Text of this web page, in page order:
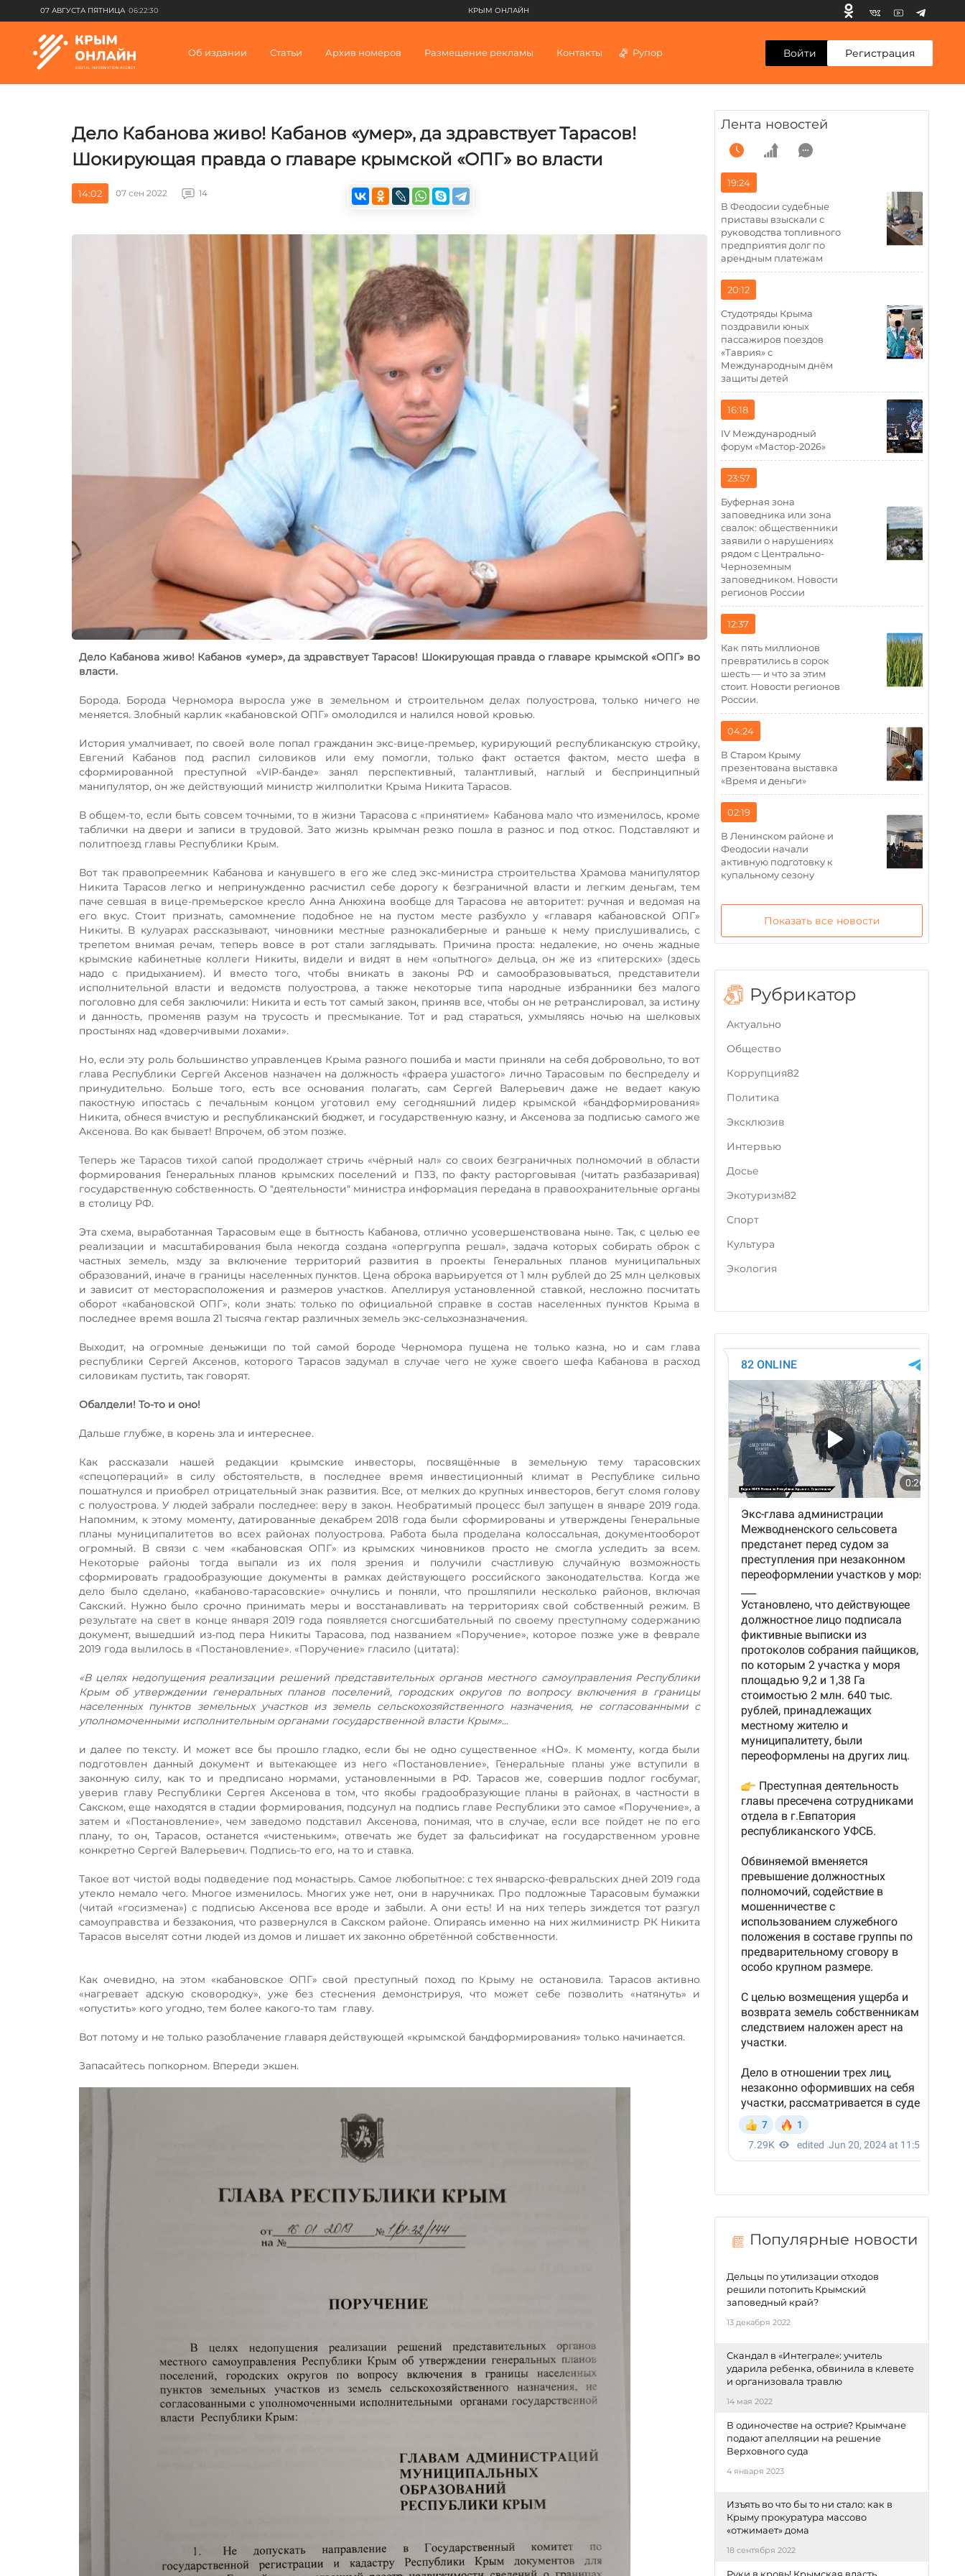
07 АВГУСТА ПЯТНИЦА 06:22:30 КРЫМ ОНЛАЙН
Об издании Статьи Архив номеров Размещение рекламы Контакты Рупор Войти Регистрация
Дело Кабанова живо! Кабанов «умер», да здравствует Тарасов!
Шокирующая правда о главаре крымской «ОПГ» во власти
14:02 07 сен 2022 14
Дело Кабанова живо! Кабанов «умер», да здравствует Тарасов! Шокирующая правда о главаре крымской «ОПГ» во
власти.
Борода. Борода Черномора выросла уже в земельном и строительном делах полуострова, только ничего не
меняется. Злобный карлик «кабановской ОПГ» омолодился и налился новой кровью.
История умалчивает, по своей воле попал гражданин экс-вице-премьер, курирующий республиканскую стройку,
Евгений Кабанов под распил силовиков или ему помогли, только факт остается фактом, место шефа в
сформированной преступной «VIP-банде» занял перспективный, талантливый, наглый и беспринципный
манипулятор, он же действующий министр жилполитки Крыма Никита Тарасов.
В общем-то, если быть совсем точными, то в жизни Тарасова с «принятием» Кабанова мало что изменилось, кроме
таблички на двери и записи в трудовой. Зато жизнь крымчан резко пошла в разнос и под откос. Подставляют и
политпоезд главы Республики Крым.
Вот так правопреемник Кабанова и канувшего в его же след экс-министра строительства Храмова манипулятор
Никита Тарасов легко и непринужденно расчистил себе дорогу к безграничной власти и легким деньгам, тем
паче севшая в вице-премьерское кресло Анна Анюхина вообще для Тарасова не авторитет: ручная и ведомая на
его вкус. Стоит признать, самомнение подобное не на пустом месте разбухло у «главаря кабановской ОПГ»
Никиты. В кулуарах рассказывают, чиновники местные разнокалиберные и раньше к нему прислушивались, с
трепетом внимая речам, теперь вовсе в рот стали заглядывать. Причина проста: недалекие, но очень жадные
крымские кабинетные коллеги Никиты, видели и видят в нем «опытного» дельца, он же из «питерских» (здесь
надо с придыханием). И вместо того, чтобы вникать в законы РФ и самообразовываться, представители
исполнительной власти и ведомств полуострова, а также некоторые типа народные избранники без малого
поголовно для себя заключили: Никита и есть тот самый закон, приняв все, чтобы он не ретранслировал, за истину
и данность, променяв разум на трусость и пресмыкание. Тот и рад стараться, ухмыляясь ночью на шелковых
простынях над «доверчивыми лохами».
Но, если эту роль большинство управленцев Крыма разного пошиба и масти приняли на себя добровольно, то вот
глава Республики Сергей Аксенов назначен на должность «фраера ушастого» лично Тарасовым по беспределу и
принудительно. Больше того, есть все основания полагать, сам Сергей Валерьевич даже не ведает какую
пакостную ипостась с печальным концом уготовил ему сегодняшний лидер крымской «бандформирования»
Никита, обнеся вчистую и республиканский бюджет, и государственную казну, и Аксенова за подписью самого же
Аксенова. Во как бывает! Впрочем, об этом позже.
Теперь же Тарасов тихой сапой продолжает стричь «чёрный нал» со своих безграничных полномочий в области
формирования Генеральных планов крымских поселений и ПЗЗ, по факту расторговывая (читать разбазаривая)
государственную собственность. О "деятельности" министра информация передана в правоохранительные органы
в столицу РФ.
Эта схема, выработанная Тарасовым еще в бытность Кабанова, отлично усовершенствована ныне. Так, с целью ее
реализации и масштабирования была некогда создана «опергруппа решал», задача которых собирать оброк с
частных земель, мзду за включение территорий развития в проекты Генеральных планов муниципальных
образований, иначе в границы населенных пунктов. Цена оброка варьируется от 1 млн рублей до 25 млн целковых
и зависит от месторасположения и размеров участков. Апеллируя установленной ставкой, несложно посчитать
оборот «кабановской ОПГ», коли знать: только по официальной справке в состав населенных пунктов Крыма в
последнее время вошла 21 тысяча гектар различных земель экс-сельхозназначения.
Выходит, на огромные деньжищи по той самой бороде Черномора пущена не только казна, но и сам глава
республики Сергей Аксенов, которого Тарасов задумал в случае чего не хуже своего шефа Кабанова в расход
силовикам пустить, так говорят.
Обалдели! То-то и оно!
Дальше глубже, в корень зла и интереснее.
Как рассказали нашей редакции крымские инвесторы, посвящённые в земельную тему тарасовских
«спецопераций» в силу обстоятельств, в последнее время инвестиционный климат в Республике сильно
пошатнулся и приобрел отрицательный знак развития. Все, от мелких до крупных инвесторов, бегут сломя голову
с полуострова. У людей забрали последнее: веру в закон. Необратимый процесс был запущен в январе 2019 года.
Напомним, к этому моменту, датированные декабрем 2018 года были сформированы и утверждены Генеральные
планы муниципалитетов во всех районах полуострова. Работа была проделана колоссальная, документооборот
огромный. В связи с чем «кабановская ОПГ» из крымских чиновников просто не смогла уследить за всем.
Некоторые районы тогда выпали из их поля зрения и получили счастливую случайную возможность
сформировать градообразующие документы в рамках действующего российского законодательства. Когда же
дело было сделано, «кабаново-тарасовские» очнулись и поняли, что прошляпили несколько районов, включая
Сакский. Нужно было срочно принимать меры и восстанавливать на территориях свой собственный режим. В
результате на свет в конце января 2019 года появляется сногсшибательный по своему преступному содержанию
документ, вышедший из-под пера Никиты Тарасова, под названием «Поручение», которое позже уже в феврале
2019 года вылилось в «Постановление». «Поручение» гласило (цитата):
«В целях недопущения реализации решений представительных органов местного самоуправления Республики
Крым об утверждении генеральных планов поселений, городских округов по вопросу включения в границы
населенных пунктов земельных участков из земель сельскохозяйственного назначения, не согласованными с
уполномоченными исполнительным органами государственной власти Крым»…
и далее по тексту. И может все бы прошло гладко, если бы не одно существенное «НО». К моменту, когда были
подготовлен данный документ и вытекающее из него «Постановление», Генеральные планы уже вступили в
законную силу, как то и предписано нормами, установленными в РФ. Тарасов же, совершив подлог госбумаг,
уверив главу Республики Сергея Аксенова в том, что якобы градообразующие планы в районах, в частности в
Сакском, еще находятся в стадии формирования, подсунул на подпись главе Республики это самое «Поручение», а
затем и «Постановление», чем заведомо подставил Аксенова, понимая, что в случае, если все пойдет не по его
плану, то он, Тарасов, останется «чистеньким», отвечать же будет за фальсификат на государственном уровне
конкретно Сергей Валерьевич. Подпись-то его, на то и ставка.
Такое вот чистой воды подведение под монастырь. Самое любопытное: с тех январско-февральских дней 2019 года
утекло немало чего. Многое изменилось. Многих уже нет, они в наручниках. Про подложные Тарасовым бумажки
(читай «госизмена») с подписью Аксенова все вроде и забыли. А они есть! И на них теперь зиждется тот разгул
самоуправства и беззакония, что развернулся в Сакском районе. Опираясь именно на них жилминистр РК Никита
Тарасов выселят сотни людей из домов и лишает их законно обретённой собственности.
Как очевидно, на этом «кабановское ОПГ» свой преступный поход по Крыму не остановила. Тарасов активно
«нагревает адскую сковородку», уже без стеснения демонстрируя, что может себе позволить «натянуть» и
«опустить» кого угодно, тем более какого-то там главу.
Вот потому и не только разоблачение главаря действующей «крымской бандформирования» только начинается.
Запасайтесь попкорном. Впереди экшен.
Популярные новости
Дельцы по утилизации отходов
решили потопить Крымский
заповедный край?
13 декабря 2022
Скандал в «Интеграле»: учитель
ударила ребенка, обвинила в клевете
и организовала травлю
14 мая 2022
В одиночестве на острие? Крымчане
подают апелляции на решение
Верховного суда
4 января 2023
Изъять во что бы то ни стало: как в
Крыму прокуратура массово
«отжимает» дома
18 сентября 2022
Лента новостей
19:24
В Феодосии судебные
приставы взыскали с
руководства топливного
предприятия долг по
арендным платежам
20:12
Студотряды Крыма
поздравили юных
пассажиров поездов
«Таврия» с
Международным днём
защиты детей
16:18
IV Международный
форум «Мастор-2026»
23:57
Буферная зона
заповедника или зона
свалок: общественники
заявили о нарушениях
рядом с Центрально-
Черноземным
заповедником. Новости
регионов России
12:37
Как пять миллионов
превратились в сорок
шесть — и что за этим
стоит. Новости регионов
России.
04:24
В Старом Крыму
презентована выставка
«Время и деньги»
02:19
В Ленинском районе и
Феодосии начали
активную подготовку к
купальному сезону
Показать все новости
Рубрикатор
Актуально
Общество
Коррупция82
Политика
Эксклюзив
Интервью
Досье
Экотуризм82
Cпорт
Культура
Экология